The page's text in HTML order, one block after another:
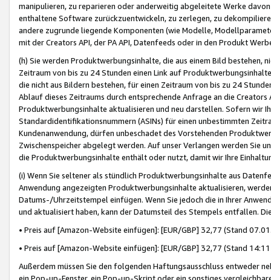
manipulieren, zu reparieren oder anderweitig abgeleitete Werke
enthaltene Software zurückzuentwickeln, zu zerlegen, zu
andere zugrunde liegende Komponenten (wie Modelle,
mit der Creators API, der PA API, Datenfeeds oder in den Produkt
(h) Sie werden Produktwerbungsinhalte, die aus einem Bild bestehen,
Zeitraum von bis zu 24 Stunden einen Link auf
die nicht aus Bildern bestehen, für einen Zeitraum von bis zu 24
Ablauf dieses Zeitraums durch entsprechende Anfrage an die
Produktwerbungsinhalte aktualisieren und neu darstellen. Sofern wir
Standardidentifikationsnummern (ASINs) für einen unbestimmten
Kundenanwendung, dürfen unbeschadet des Vorstehenden
Zwischenspeicher abgelegt werden. Auf unser Verlangen werden Sie
die Produktwerbungsinhalte enthält oder nutzt, damit wir Ihre
(i) Wenn Sie seltener als stündlich Produktwerbungsinhalte aus
Anwendung angezeigten Produktwerbungsinhalte aktualisieren,
Datums-/Uhrzeitstempel einfügen. Wenn Sie jedoch die in Ihrer
und aktualisiert haben, kann der Datumsteil des Stempels entfallen.
• Preis auf [Amazon-Website einfügen]: [EUR/GBP] 32,77 (Stand
• Preis auf [Amazon-Website einfügen]: [EUR/GBP] 32,77 (Stand
Außerdem müssen Sie den folgenden Haftungsausschluss entweder
ein Pop-up-Fenster, ein Pop-up-Skript oder ein sonstiges